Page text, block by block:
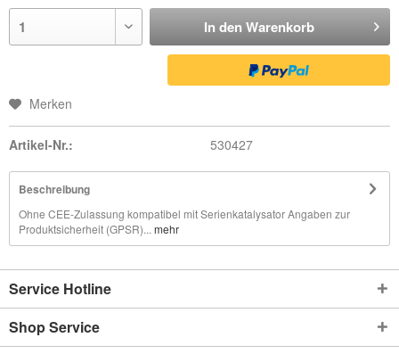
In den Warenkorb
Merken
Artikel-Nr.: 530427
Beschreibung
Ohne CEE-Zulassung kompatibel mit Serienkatalysator Angaben zur
Produktsicherheit (GPSR)... mehr
Service Hotline
Shop Service